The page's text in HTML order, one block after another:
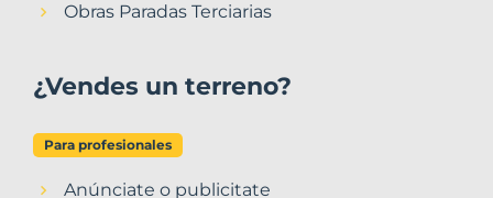
Obras Paradas Terciarias
¿Vendes un terreno?
Para profesionales
Anúnciate o publicitate